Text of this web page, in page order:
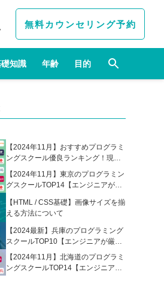
無料カウンセリング予約
知識 年齢 目的
【2024年11月】おすすめプログラミ
ングスクール優良ランキング！現役
エンジニアが選んだ人気プログラミ
ングスクールの比較表あり
【2024年11月】東京のプログラミン
グスクールTOP14【エンジニアが厳
【HTML / CSS基礎】画像サイズを揃
える方法について
【2024最新】兵庫のプログラミング
スクールTOP10【エンジニアが厳
選】
【2024年11月】北海道のプログラミ
ングスクールTOP14【エンジニアが